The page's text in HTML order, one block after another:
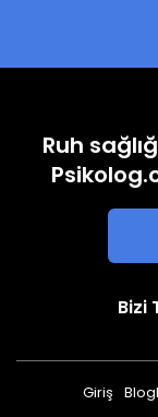
Ruh
Bizi
Giriş